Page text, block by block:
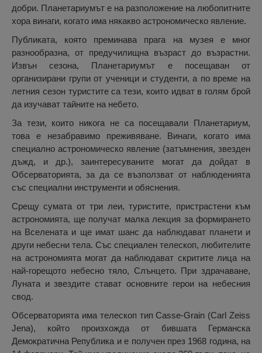
добри. Планетариумът е на разположение на любопитните
хора винаги, когато има някакво астрономическо явление.
Публиката, която преминава прага на музея е мног
разнообразна, от предучилищна възраст до възрастни.
Извън сезона, Планетариумът е посещаван от
организирани групи от ученици и студенти, а по време на
летния сезон туристите са тези, които идват в голям брой
да изучават тайните на небето.
За тези, които никога не са посещавали Планетариум,
това е незабравимо преживяване. Винаги, когато има
специално астрономическо явление (затъмнения, звезден
дъжд, и др.), заинтересуваните могат да дойдат в
Обсерваторията, за да се възползват от наблюденията
със специални инструменти и обяснения.
Срещу сумата от три леи, туристите, пристрастени към
астрономията, ще получат малка лекция за формирането
на Вселената и ще имат шанс да наблюдават планети и
други небесни тела. Със специален телескоп, любителите
на астрономията могат да наблюдават скритите лица на
най-горещото небесно тяло, Слънцето. При здрачаване,
Луната и звездите стават основните герои на небесния
свод.
Обсерваторията има телескоп тип Casse-Grain (Carl Zeiss
Jena), който произхожда от бившата Германска
Демократична Република и е получен през 1968 година, на